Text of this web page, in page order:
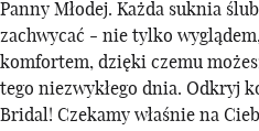
Panny Młodej. Każda suknia
zachwycać - nie tylko
komfortem, dzięki czemu
tego niezwykłego dnia. Odkryj
Bridal! Czekamy właśnie na